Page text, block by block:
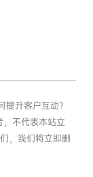
升客户互动？
，不代表本站立
，我们将立即删